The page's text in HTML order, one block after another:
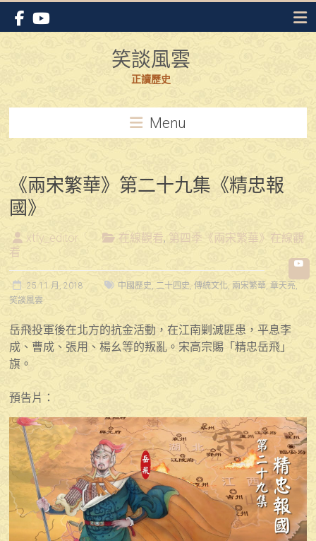
Skip
content
笑談風雲
正讀歷史
Menu
《兩宋繁華》第二十九集《精忠報
國》
xtfy_editor 在線觀看, 第四季《兩宋繁華》在線觀
看
25 11 月, 2018 中國歷史,二十四史,傳統文化, 兩宋繁華,章天亮,
笑談風雲
岳飛投軍後在北方的抗金活動，在江南剿滅匪患，平息李
成、曹成、張用、楊幺等的叛亂。宋高宗賜「精忠岳飛」
旗。
預告片：